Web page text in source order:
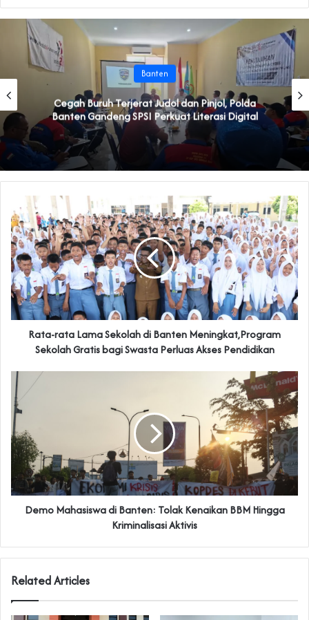
Banten
Cegah Buruh Terjerat Judol dan Pinjol, Polda
Banten Gandeng SPSI Perkuat Literasi Digital
Rata-rata Lama Sekolah di Banten Meningkat,Program
Sekolah Gratis bagi Swasta Perluas Akses Pendidikan
‎Demo Mahasiswa di Banten: Tolak Kenaikan BBM Hingga
Kriminalisasi Aktivis
Related Articles